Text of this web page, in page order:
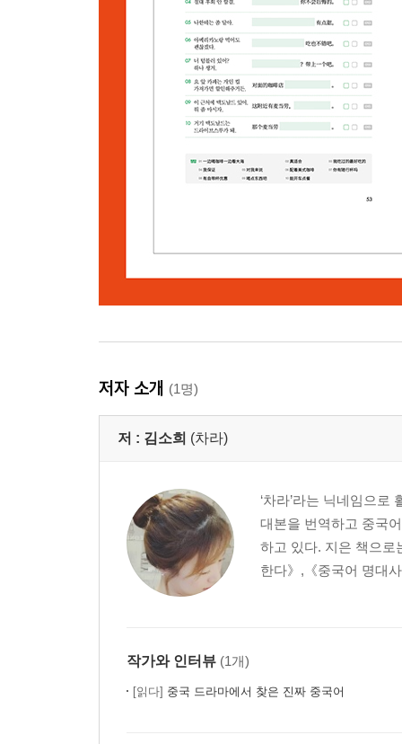
저자 소개 (1명)
저 : 김소희 (차라)
‘차라’라는 닉네임으
대본을 번역하고 중국
하고 있다. 지은 책으로
한다》,《중국어 명대
작가와 인터뷰 (1개)
[읽다] 중국 드라마에서 찾은 진짜 중국어